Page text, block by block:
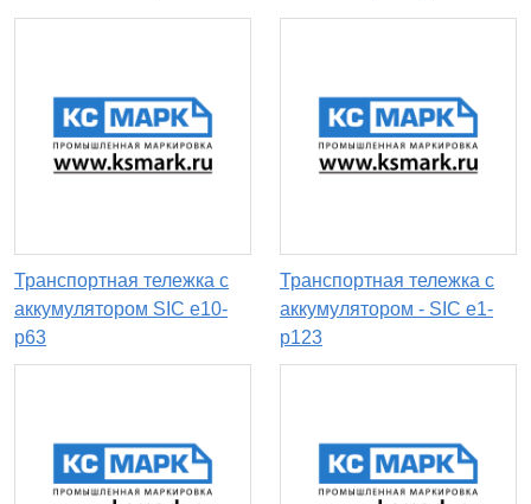
Транспортная тележка с
аккумулятором SIC e10-
p63
Транспортная тележка с
аккумулятором - SIC e1-
p123